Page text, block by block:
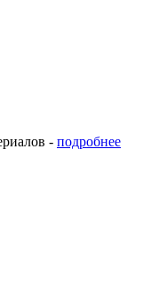
- подробнее